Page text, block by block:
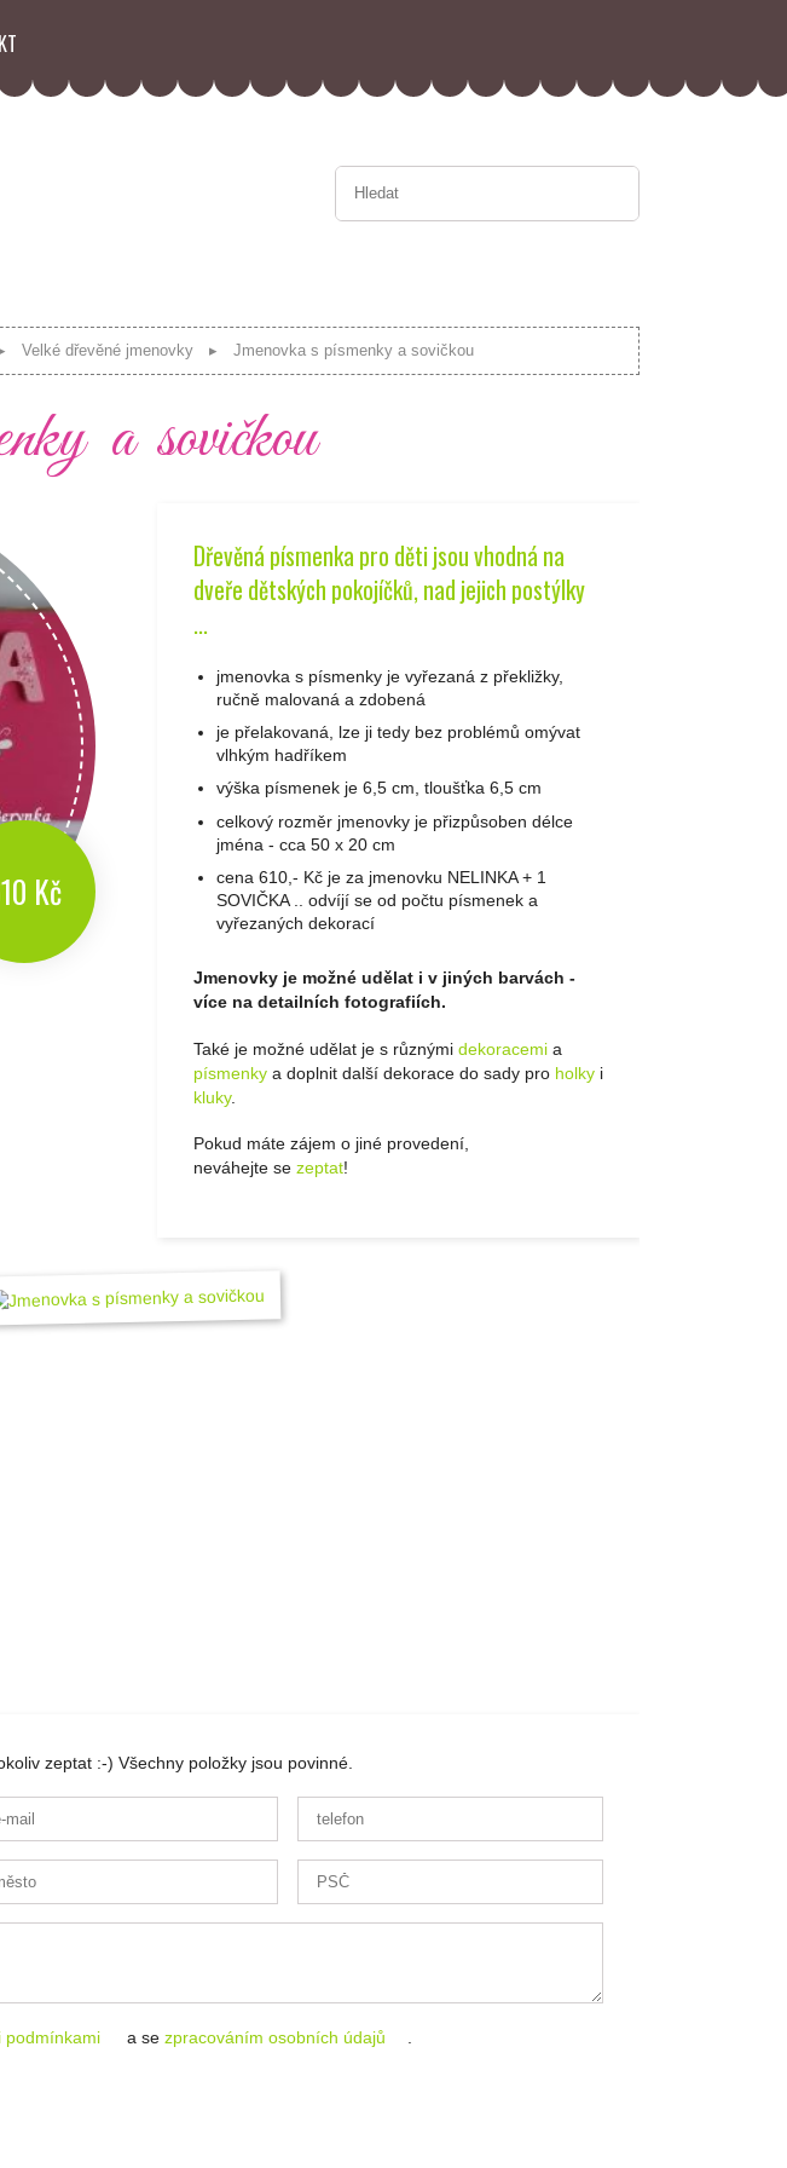
Velké dřevěné jmenovky Jmenovka s písmenky a sovičkou
a sovičkou
Kč
Dřevěná písmenka pro děti jsou vhodná na
dveře dětských pokojíčků, nad jejich postýlky
...
jmenovka s písmenky je vyřezaná z překližky,
ručně malovaná a zdobená
je přelakovaná, lze ji tedy bez problémů omývat
vlhkým hadříkem
výška písmenek je 6,5 cm, tloušťka 6,5 cm
celkový rozměr jmenovky je přizpůsoben délce
jména - cca 50 x 20 cm
cena 610,- Kč je za jmenovku NELINKA + 1
SOVIČKA .. odvíjí se od počtu písmenek a
vyřezaných dekorací
Jmenovky je možné udělat i v jiných barvách -
více na detailních fotografiích.
Také je možné udělat je s různými dekoracemia
písmenkya doplnit další dekorace do sady pro holkyi
kluky.
Pokud máte zájem o jiné provedení,
neváhejte se zeptat!
zeptat :-) Všechny položky jsou povinné.
podmínkami a se zpracováním osobních údajů